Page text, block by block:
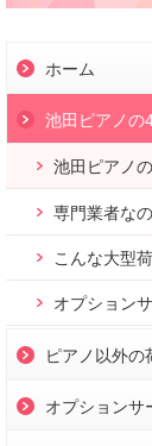
ホーム
池田ピアノの
池田ピアノ
専門業者な
こんな大型
オプション
ピアノ以外の
オプションサ